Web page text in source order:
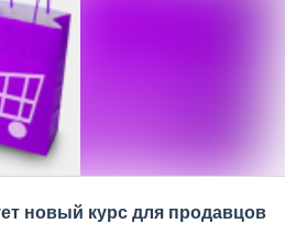
новый курс для продавцов